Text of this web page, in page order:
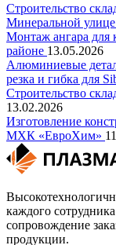
Строительство
Минеральной улице
Монтаж ангара
районе 13.05.2026
Алюминиевые
резка и гибка для
Строительство
13.02.2026
Изготовление
МХК «ЕвроХим»
каждого
сопровождение
продукции.